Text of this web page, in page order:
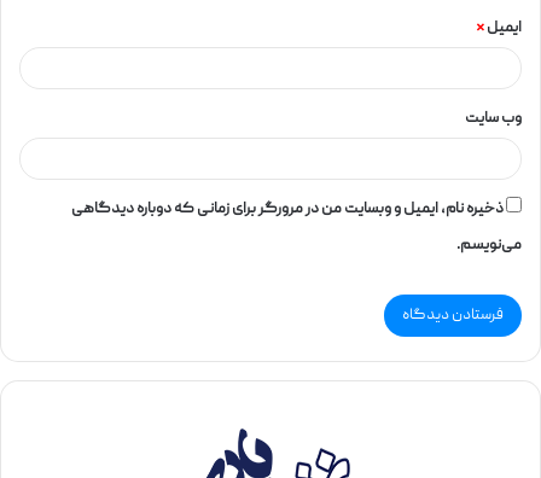
ایمیل*
وب‌ سایت
ذخیره نام، ایمیل و وبسایت من در مرورگر برای زمانی که دوباره دیدگاهی
می‌نویسم.